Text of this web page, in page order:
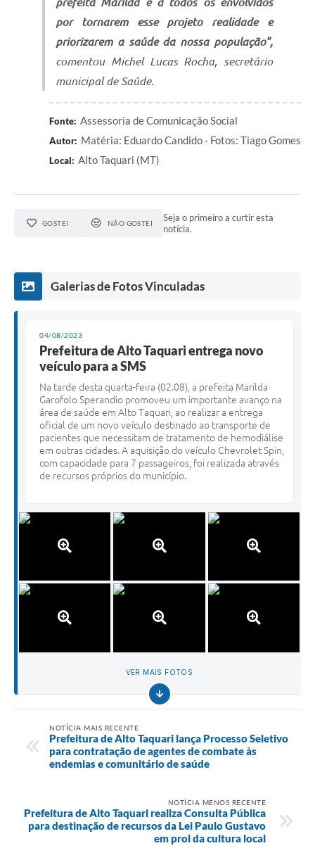
por tornarem esse projeto realidade e
priorizarem a saúde da nossa população",
comentou Michel Lucas Rocha, secretário
municipal de Saúde.
Fonte: Assessoria de Comunicação Social
Autor: Matéria: Eduardo Candido - Fotos: Tiago Gomes
Local: Alto Taquari (MT)
GOSTEI NÃO GOSTEI
Seja o primeiro a curtir esta
notícia.
Galerias de Fotos Vinculadas
04/08/2023
Prefeitura de Alto Taquari entrega novo
veículo para a SMS
Na tarde desta quarta-feira (02.08), a prefeita Marilda
Garofolo Sperandio promoveu um importante avanço na
área de saúde em Alto Taquari, ao realizar a entrega
oficial de um novo veículo destinado ao transporte de
pacientes que necessitam de tratamento de hemodiálise
em outras cidades. A aquisição do veículo Chevrolet Spin,
com capacidade para 7 passageiros, foi realizada através
de recursos próprios do município.
VER MAIS FOTOS
NOTÍCIA MAIS RECENTE
Prefeitura de Alto Taquari lança Processo Seletivo
para contratação de agentes de combate às
endemias e comunitário de saúde
NOTÍCIA MENOS RECENTE
Prefeitura de Alto Taquari realiza Consulta Pública
para destinação de recursos da Lei Paulo Gustavo
em prol da cultura local